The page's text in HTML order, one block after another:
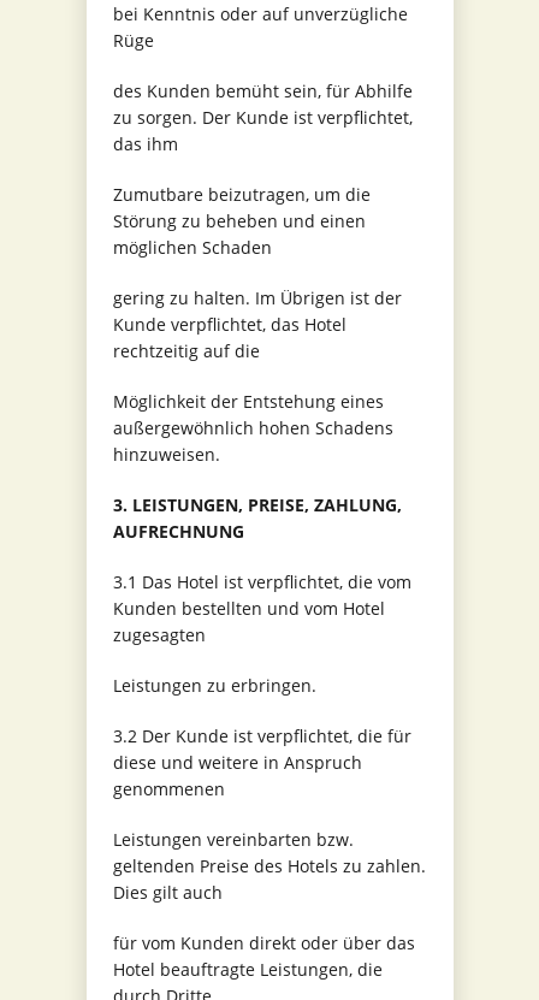
bei Kenntnis oder auf unverzügliche
Rüge
des Kunden bemüht sein, für Abhilfe
zu sorgen. Der Kunde ist verpflichtet,
das ihm
Zumutbare beizutragen, um die
Störung zu beheben und einen
möglichen Schaden
gering zu halten. Im Übrigen ist der
Kunde verpflichtet, das Hotel
rechtzeitig auf die
Möglichkeit der Entstehung eines
außergewöhnlich hohen Schadens
hinzuweisen.
3. LEISTUNGEN, PREISE, ZAHLUNG,
AUFRECHNUNG
3.1 Das Hotel ist verpflichtet, die vom
Kunden bestellten und vom Hotel
zugesagten
Leistungen zu erbringen.
3.2 Der Kunde ist verpflichtet, die für
diese und weitere in Anspruch
genommenen
Leistungen vereinbarten bzw.
geltenden Preise des Hotels zu zahlen.
Dies gilt auch
für vom Kunden direkt oder über das
Hotel beauftragte Leistungen, die